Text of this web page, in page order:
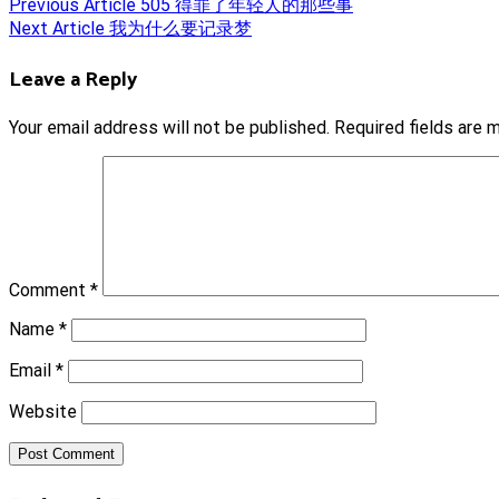
Post
Previous Article 505 得罪了年轻人的那些事
Next Article 我为什么要记录梦
Leave a Reply
Your email address will not be published. Required fields are
Comment *
Name *
Email *
Website
Post Comment